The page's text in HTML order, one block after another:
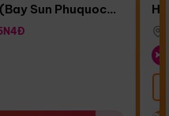
Sun Phuquoc